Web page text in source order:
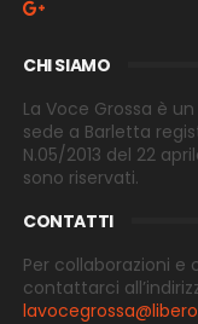
CHI SIAMO
La Voce Grossa è
sede a Barletta
N.05/2013 del 22
sono riservati.
CONTATTI
Per collaborazioni
contattarci